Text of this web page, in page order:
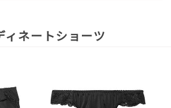
ィネートショーツ